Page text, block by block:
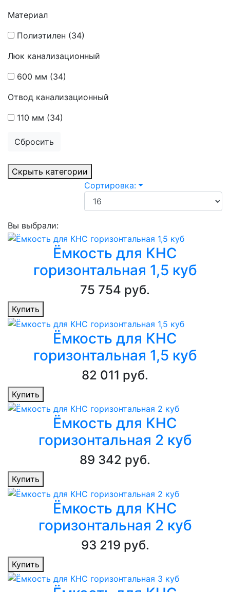
Материал
Полиэтилен (34)
Люк канализационный
600 мм (34)
Отвод канализационный
110 мм (34)
Сбросить
Скрыть категории
Сортировка:
Вы выбрали:
Ёмкость для КНС
горизонтальная 1,5 куб
75 754 руб.
Купить
Ёмкость для КНС
горизонтальная 1,5 куб
82 011 руб.
Купить
Ёмкость для КНС
горизонтальная 2 куб
89 342 руб.
Купить
Ёмкость для КНС
горизонтальная 2 куб
93 219 руб.
Купить